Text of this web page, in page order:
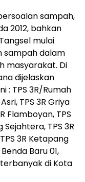
sampah,
2012, bahkan
mulai
sampah dalam
masyarakat. Di
dijelaskan
: TPS 3R/Rumah
TPS 3R Griya
Flamboyan, TPS
Sejahtera, TPS 3R
3R Ketapang
Baru 01,
di Kota